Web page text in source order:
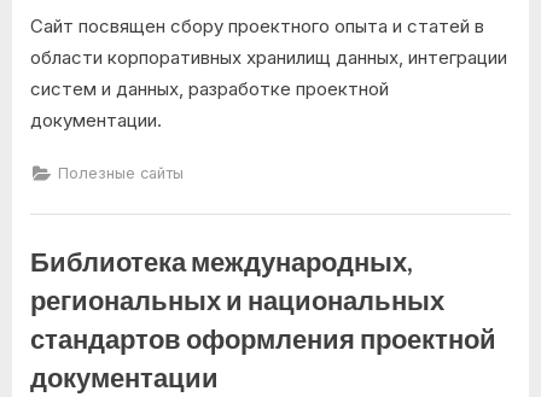
Сайт посвящен сбору проектного опыта и статей в
области корпоративных хранилищ данных, интеграции
систем и данных, разработке проектной
документации.
Полезные сайты
Библиотека международных,
региональных и национальных
стандартов оформления проектной
документации